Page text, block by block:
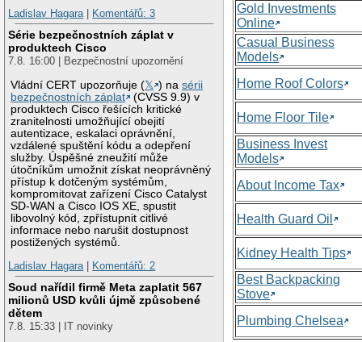
Ladislav Hagara| Komentářů: 3
Série bezpečnostních záplat v
produktech Cisco
7.8. 16:00 | Bezpečnostní upozornění
Vládní CERT upozorňuje (𝕏 ) nasérii
bezpečnostních záplat
(CVSS 9.9) v
produktech Cisco řešících kritické
zranitelnosti umožňující obejití
autentizace, eskalaci oprávnění,
vzdálené spuštění kódu a odepření
služby. Úspěšné zneužití může
útočníkům umožnit získat neoprávněný
přístup k dotčeným systémům,
kompromitovat zařízení Cisco Catalyst
SD-WAN a Cisco IOS XE, spustit
libovolný kód, zpřístupnit citlivé
informace nebo narušit dostupnost
postižených systémů.
Ladislav Hagara| Komentářů: 2
Soud nařídil firmě Meta zaplatit 567
milionů USD kvůli újmě způsobené
dětem
7.8. 15:33 | IT novinky
Gold Investments
Online
Casual Business
Models
Home Roof Colors
Home Floor Tile
Business Invest
Models
About Income Tax
Health Guard Oil
Kidney Health Tips
Best Backpacking
Stove
Plumbing Chelsea